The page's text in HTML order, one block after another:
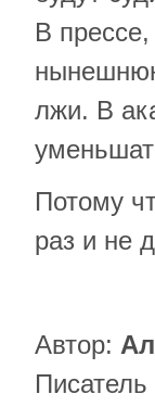
В
лжи. В
Потому
раз и не
Автор:
Писатель